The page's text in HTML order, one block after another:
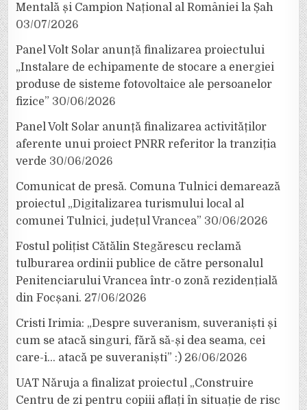
Mentală și Campion Național al României la Șah
03/07/2026
Panel Volt Solar anunță finalizarea proiectului
„Instalare de echipamente de stocare a energiei
produse de sisteme fotovoltaice ale persoanelor
fizice” 30/06/2026
Panel Volt Solar anunță finalizarea activităților
aferente unui proiect PNRR referitor la tranziția
verde 30/06/2026
Comunicat de presă. Comuna Tulnici demarează
proiectul „Digitalizarea turismului local al
comunei Tulnici, județul Vrancea” 30/06/2026
Fostul polițist Cătălin Stegărescu reclamă
tulburarea ordinii publice de către personalul
Penitenciarului Vrancea într-o zonă rezidențială
din Focșani. 27/06/2026
Cristi Irimia: „Despre suveranism, suveraniști și
cum se atacă singuri, fără să-și dea seama, cei
care-i… atacă pe suveraniști” :) 26/06/2026
UAT Năruja a finalizat proiectul „Construire
Centru de zi pentru copiii aflați în situație de risc